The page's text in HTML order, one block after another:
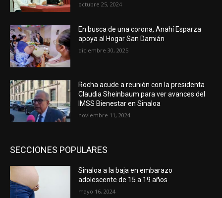
octubre 25, 2024
En busca de una corona, Anahí Esparza
apoya al Hogar San Damián
diciembre 30, 2025
Rocha acude a reunión con la presidenta
Claudia Sheinbaum para ver avances del
IMSS Bienestar en Sinaloa
noviembre 11, 2024
SECCIONES POPULARES
Sinaloa a la baja en embarazo
adolescente de 15 a 19 años
mayo 16, 2024